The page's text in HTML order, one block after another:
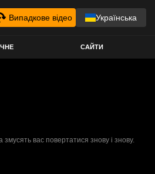
Випадкове відео Українська
САЙТИ
вас повертатися знову і знову.